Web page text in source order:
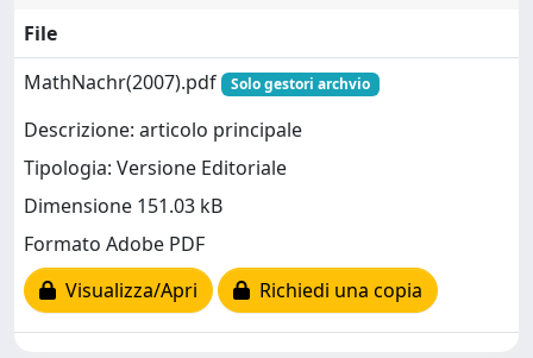
File
MathNachr(2007).pdf
Solo gestori archvio
Descrizione: articolo principale
Tipologia: Versione Editoriale
Dimensione 151.03 kB
Formato Adobe PDF
Visualizza/Apri
Richiedi una copia